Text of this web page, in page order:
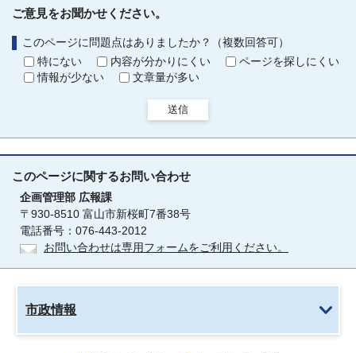
ご意見をお聞かせください。
このページに問題点はありましたか？（複数回答可）
特にない
内容が分かりにくい
ページを探しにくい
情報が少ない
文章量が多い
送信
このページに関するお問い合わせ
企画管理部 広報課
〒930-8510 富山市新桜町7番38号
電話番号：076-443-2012
お問い合わせは専用フォームをご利用ください。
市政情報